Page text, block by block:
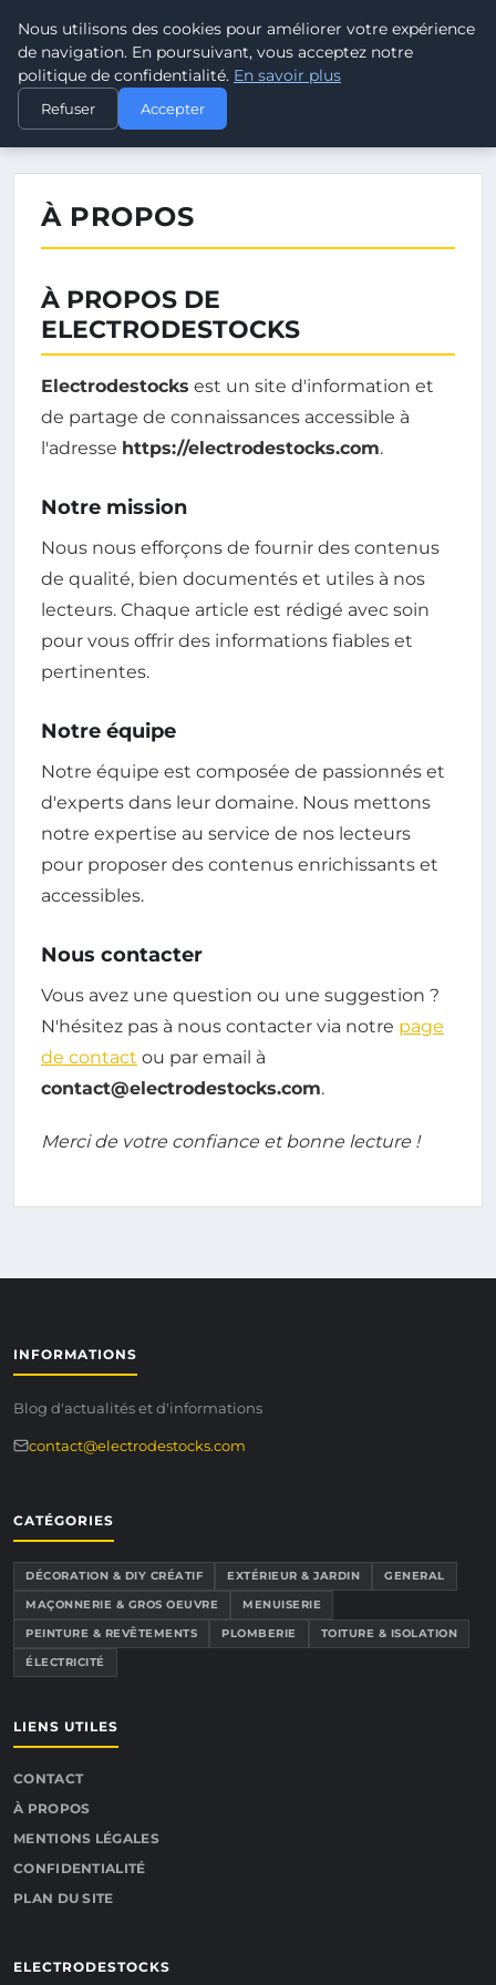
ELECTRODESTOCKS
ACCUEIL › À PROPOS
À PROPOS
À PROPOS DE
ELECTRODESTOCKS
Electrodestocks est un site d'information et
de partage de connaissances accessible à
l'adresse https://electrodestocks.com.
Notre mission
Nous nous efforçons de fournir des contenus
de qualité, bien documentés et utiles à nos
lecteurs. Chaque article est rédigé avec soin
pour vous offrir des informations fiables et
pertinentes.
Notre équipe
Notre équipe est composée de passionnés et
d'experts dans leur domaine. Nous mettons
notre expertise au service de nos lecteurs
pour proposer des contenus enrichissants et
accessibles.
Nous contacter
Vous avez une question ou une suggestion ?
N'hésitez pas à nous contacter via notre page
de contact ou par email à
contact@electrodestocks.com.
Merci de votre confiance et bonne lecture !
INFORMATIONS
Blog d'actualités et d'informations
contact@electrodestocks.com
CATÉGORIES
DÉCORATION & DIY CRÉATIF EXTÉRIEUR & JARDIN
GENERAL
MAÇONNERIE & GROS OEUVRE
MENUISERIE
PEINTURE & REVÊTEMENTS
PLOMBERIE
TOITURE & ISOLATION
ÉLECTRICITÉ
LIENS UTILES
CONTACT
À PROPOS
MENTIONS LÉGALES
CONFIDENTIALITÉ
PLAN DU SITE
ELECTRODESTOCKS
Nous utilisons des cookies pour améliorer votre expérience
de navigation. En poursuivant, vous acceptez notre
politique de confidentialité. En savoir plus
Refuser Accepter